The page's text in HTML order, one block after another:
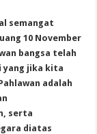
semangat
10 November
bangsa telah
yang jika kita
adalah
serta
diatas